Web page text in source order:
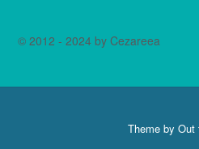
© 2012 - 2024 by Cezareea
Theme by Out